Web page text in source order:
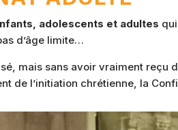
adolescents et adultes
d’âge limite…
mais sans avoir vraiment reçu
de l’initiation chrétienne, la